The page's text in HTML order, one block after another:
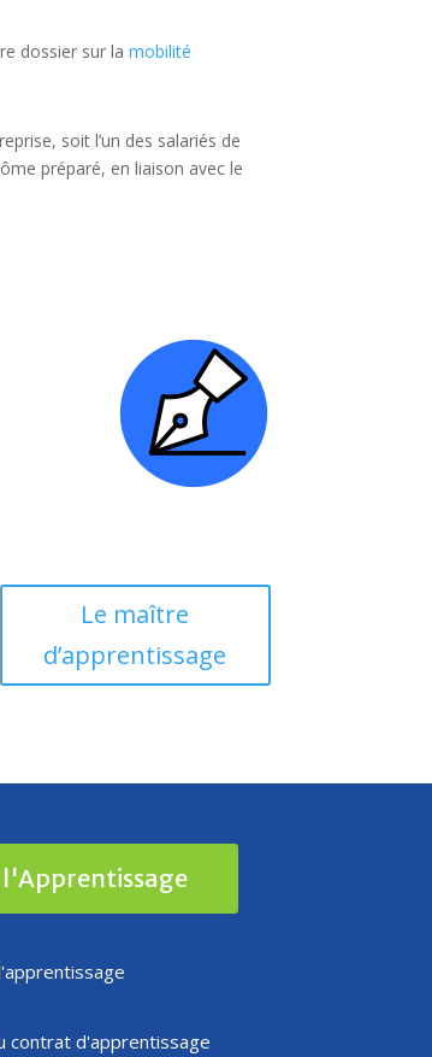
dossier sur lamobilité
soit l’un des salariés de
préparé, en liaison avec le
Le maître
d’apprentissage
l'Apprentissage
contrat d'apprentissage